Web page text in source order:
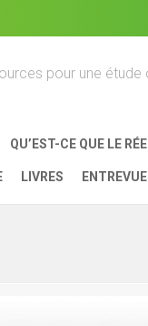
pour une
QU’EST-CE QUE LE
LIVRES ENTREVUE